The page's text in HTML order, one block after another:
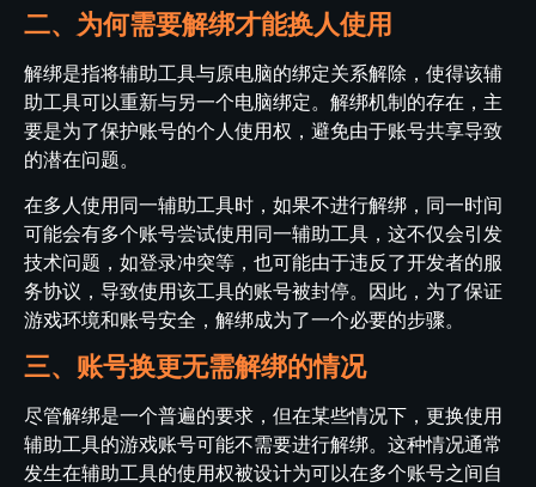
二、为何需要解绑才能换人使用
解绑是指将辅助工具与原电脑的绑定关系解除，使得该辅
助工具可以重新与另一个电脑绑定。解绑机制的存在，主
要是为了保护账号的个人使用权，避免由于账号共享导致
的潜在问题。
在多人使用同一辅助工具时，如果不进行解绑，同一时间
可能会有多个账号尝试使用同一辅助工具，这不仅会引发
技术问题，如登录冲突等，也可能由于违反了开发者的服
务协议，导致使用该工具的账号被封停。因此，为了保证
游戏环境和账号安全，解绑成为了一个必要的步骤。
三、账号换更无需解绑的情况
尽管解绑是一个普遍的要求，但在某些情况下，更换使用
辅助工具的游戏账号可能不需要进行解绑。这种情况通常
发生在辅助工具的使用权被设计为可以在多个账号之间自